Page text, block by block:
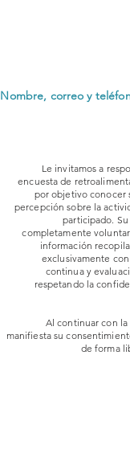
Nombre, correo y
Le invitamos a
encuesta de
por objetivo conocer
percepción sobre la
participado.
completamente
información
exclusivamente
continua y
respetando la
Al continuar con
manifiesta su
de forma